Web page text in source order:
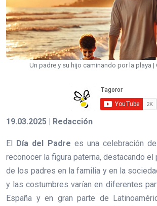
Un padre y su hijo caminando por la playa |
19.03.2025 | Redacción
El Día del Padre es una celebración
reconocer la figura paterna, destacando el
de los padres en la familia y en la
y las costumbres varían en diferentes
España y en gran parte de